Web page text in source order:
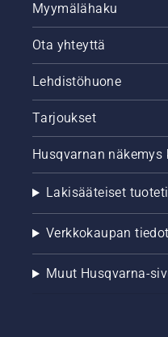
Myymälähaku
Ota yhteyttä
Lehdistöhuone
Tarjoukset
Husqvarnan näkemys
Lakisääteiset
Verkkokaupan tiedot
Muut Husqvarna-